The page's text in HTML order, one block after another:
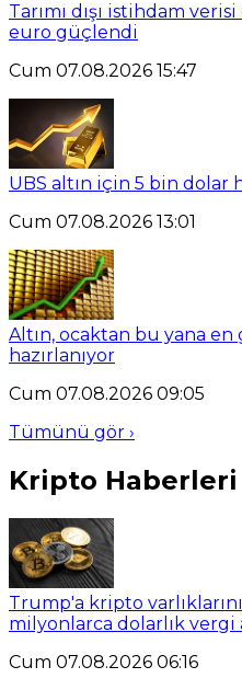
Tarımı dışı istihdam
euro güçlendi
Cum 07.08.2026 15:47
UBS altın için 5 bin dolar
Cum 07.08.2026 13:01
Altın, ocaktan bu yana
hazırlanıyor
Cum 07.08.2026 09:05
Tümünü gör ›
Kripto Haberleri
Trump'a kripto varlıklarını
milyonlarca dolarlık vergi
Cum 07.08.2026 06:16